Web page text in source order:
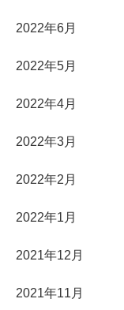
2022年6月
2022年5月
2022年4月
2022年3月
2022年2月
2022年1月
2021年12月
2021年11月